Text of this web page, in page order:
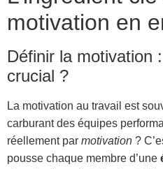
motivation en
Définir la motivation
crucial ?
La motivation au travail est
carburant des équipes
réellement par motivation ?
pousse chaque membre d’une